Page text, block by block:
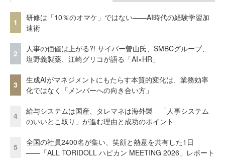
1
研修は「10％のオマケ」ではない——AI時代の経験学習加
速術
2
人事の価値は上がる?! サイバー曽山氏、SMBCグループ、
塩野義製薬、江崎グリコが語る「AI×HR」
3
生成AIがマネジメントにもたらす本質的変化は、業務効率
化ではなく「メンバーへの向き合い方」
4
給与システムは国産、タレマネは海外製 「人事システム
のいいとこ取り」が進む理由と成功のポイント
5
全国の社員2400名が集い、笑顔と熱意を共有した1日
――「ALL TORIDOLL ハピカン MEETING 2026」レポート